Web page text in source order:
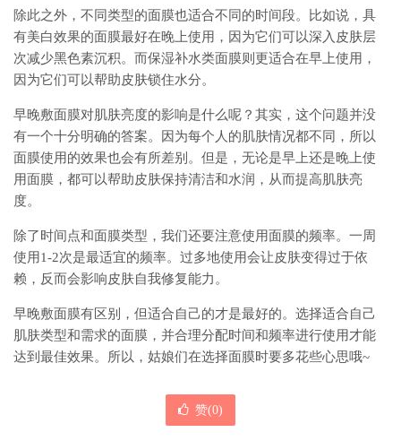
除此之外，不同类型的面膜也适合不同的时间段。比如说，具
有美白效果的面膜最好在晚上使用，因为它们可以深入皮肤层
次减少黑色素沉积。而保湿补水类面膜则更适合在早上使用，
因为它们可以帮助皮肤锁住水分。
早晚敷面膜对肌肤亮度的影响是什么呢？其实，这个问题并没
有一个十分明确的答案。因为每个人的肌肤情况都不同，所以
面膜使用的效果也会有所差别。但是，无论是早上还是晚上使
用面膜，都可以帮助皮肤保持清洁和水润，从而提高肌肤亮
度。
除了时间点和面膜类型，我们还要注意使用面膜的频率。一周
使用1-2次是最适宜的频率。过多地使用会让皮肤变得过于依
赖，反而会影响皮肤自我修复能力。
早晚敷面膜有区别，但适合自己的才是最好的。选择适合自己
肌肤类型和需求的面膜，并合理分配时间和频率进行使用才能
达到最佳效果。所以，姑娘们在选择面膜时要多花些心思哦~
赞(0)